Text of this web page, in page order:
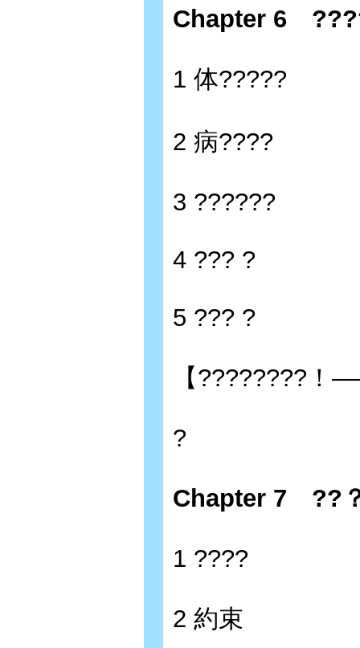
Chapter 6
1 体?????
2 病????
3 ??????
4 ??? ?
5 ??? ?
【????????！
?
Chapter 7 ??
1 ????
2 約束